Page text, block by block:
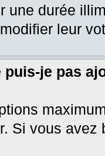
une durée
leur
puis-je pas
Si vous